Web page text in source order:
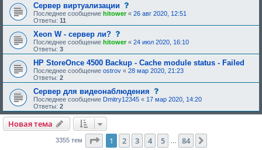
н
и
б
и
е
б
н
и
у
е
д
о
б
и
:
,
т
р
у
е
е
б
е
я
:
Сервер виртуализации
о
о
б
е
н
и
,
т
р
б
у
щ
Последнее сообщение hitower« 26 авг 2020, 12:51
Ответы: 11
Xeon W - сервер ли?
о
о
б
щ
е
н
и
е
,
т
р
е
ю
щ
Последнее сообщение hitower« 24 июл 2020, 16:10
Ответы: 3
HP StoreOnce 4500 Backup - Cache module status - Failed
Последнее сообщение ostrov « 28 мар 2020, 21:23
Ответы: 2
Сервер для видеонаблюдения
о
о
б
и
е
Последнее сообщение Dmitry12345 « 17 мар 2020, 14:20
Ответы: 2
Новая тема
3355 тем Страница из 84
1 2 3 4 5 84